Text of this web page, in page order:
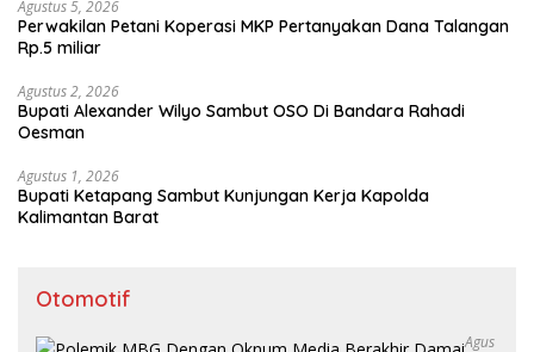
Agustus 5, 2026
Perwakilan Petani Koperasi MKP Pertanyakan Dana Talangan
Rp.5 miliar
Agustus 2, 2026
Bupati Alexander Wilyo Sambut OSO Di Bandara Rahadi
Oesman
Agustus 1, 2026
Bupati Ketapang Sambut Kunjungan Kerja Kapolda
Kalimantan Barat
Otomotif
Agus